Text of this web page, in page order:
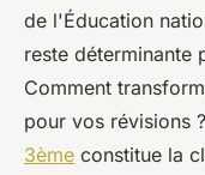
de l'Éducation
reste déterminante
Comment
pour vos révisions ?
3ème constitue la